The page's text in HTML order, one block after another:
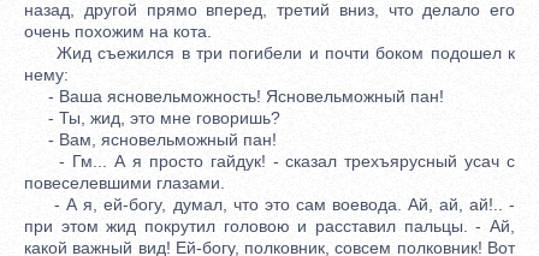
назад, другой прямо вперед, третий вниз, что делало его
очень похожим на кота.
Жид съежился в три погибели и почти боком подошел к
нему:
- Ваша ясновельможность! Ясновельможный пан!
- Ты, жид, это мне говоришь?
- Вам, ясновельможный пан!
- Гм... А я просто гайдук! - сказал трехъярусный усач с
повеселевшими глазами.
- А я, ей-богу, думал, что это сам воевода. Ай, ай, ай!.. -
при этом жид покрутил головою и расставил пальцы. - Ай,
какой важный вид! Ей-богу, полковник, совсем полковник! Вот